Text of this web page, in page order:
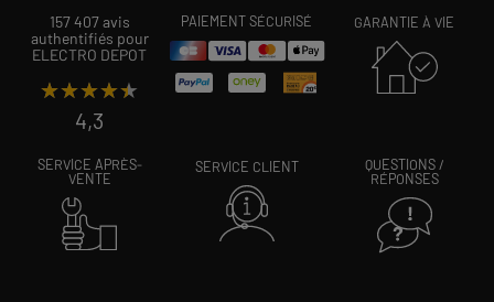
157 407 avis
authentifiés pour
ELECTRO DEPOT
★★★★★
★★★★★
4,3
PAIEMENT SÉCURISÉ GARANTIE À VIE
SERVICE APRÈS-
VENTE
SERVICE CLIENT
QUESTIONS /
RÉPONSES